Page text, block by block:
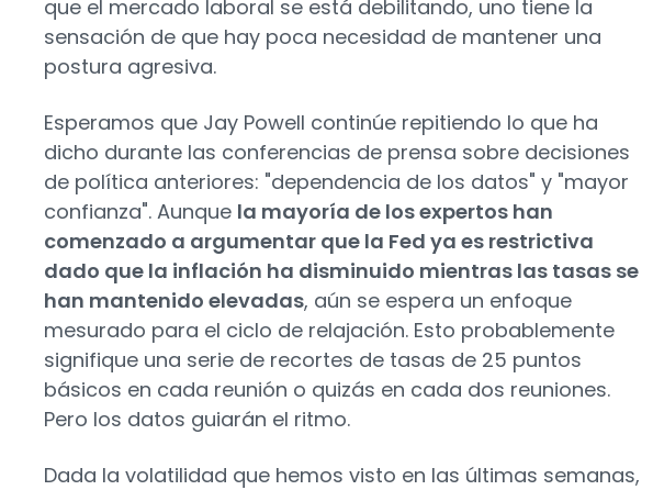
que el mercado laboral se está debilitando, uno tiene la
sensación de que hay poca necesidad de mantener una
postura agresiva.
Esperamos que Jay Powell continúe repitiendo lo que ha
dicho durante las conferencias de prensa sobre decisiones
de política anteriores: "dependencia de los datos" y "mayor
confianza". Aunque la mayoría de los expertos han
comenzado a argumentar que la Fed ya es restrictiva
dado que la inflación ha disminuido mientras las tasas se
han mantenido elevadas, aún se espera un enfoque
mesurado para el ciclo de relajación. Esto probablemente
signifique una serie de recortes de tasas de 25 puntos
básicos en cada reunión o quizás en cada dos reuniones.
Pero los datos guiarán el ritmo.
Dada la volatilidad que hemos visto en las últimas semanas,